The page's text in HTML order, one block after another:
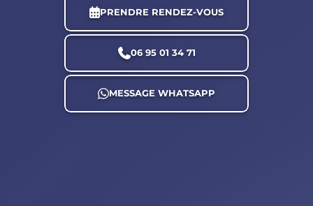
PRENDRE RENDEZ-VOUS
06 95 01 34 71
MESSAGE WHATSAPP